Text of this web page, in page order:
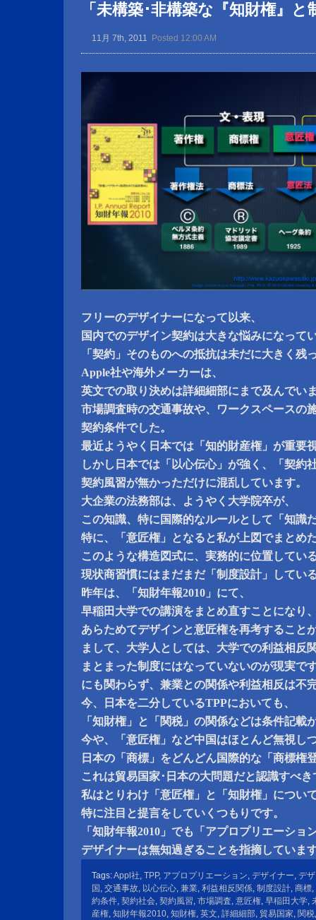
「未構築･非構築な『知財権』と
11月 7th, 2011 Posted 12:00 AM
フリーのデザイナーになって以来、
国内でのデザイン契約は大きな悩みになって
「契約」そのものへの抵抗は未だに大きく残
Apple社や海外メーカーは、
英文での取り決めは詳細細部にまで及んでい
市場調査時の交通事故や、ワークスペースの
契約条件でした。
最近ようやく日本では「知的財産権」が重要
しかし日本では「以心伝心」が強く、「契約
契約風習が無かっただけに混乱しています。
大企業の法務部は、ようやく大学院卒が、
この知識、特に国際的なルールとして「知識
特に、「意匠権」となると私が上図でまとめ
このような構造図式に、実務的に位置してい
現状商習慣にはまだまだ「制度設計」してい
昨年は、「知財年報2010」にて、
早稲田大学での講演をまとめ直すことになり
あらためてデザインと意匠権を再考すること
まして、大学人としては、大学での利益相反
まとまった制度にはなっていないのが現実で
にも関わらず、兼業との関係や利益相反は不
今、日本を二分しているTPPにおいても、
「知財権」と「関税」の関係などは条件記載
今や、「意匠権」など中国はほとんど無視し
日本の「商標」をどんどん国際的な「商標権
これは貿易国家･日本の大問題だと認識すべき
私はとりわけ「意匠権」と「知財権」につい
特に注目と提言をしていくつもりです。
「知財年報2010」でも「アプロプリエーショ
デザイナーは無知過ぎることを指摘していま
Tags:Appl社, TPP, アプロプリエーション, デザイナー, デ
国 , 交通事故, 以心伝心, 兼業, 利益相反関係, 制度設計, 商標,
約条件, 契約社会, 契約風習, 市場調査, 意匠権, 早稲田大学,
産権, 知財年報2010, 知財権, 英文, 詳細細部, 貿易国家, 関税